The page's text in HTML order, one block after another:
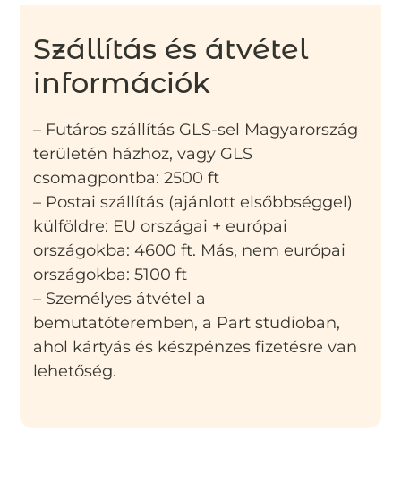
Szállítás és átvétel
információk
– Futáros szállítás GLS-sel Magyarország
területén házhoz, vagy GLS
csomagpontba: 2500 ft
– Postai szállítás (ajánlott elsőbbséggel)
külföldre: EU országai + európai
országokba: 4600 ft. Más, nem európai
országokba: 5100 ft
– Személyes átvétel a
bemutatóteremben, a Part studioban,
ahol kártyás és készpénzes fizetésre van
lehetőség.